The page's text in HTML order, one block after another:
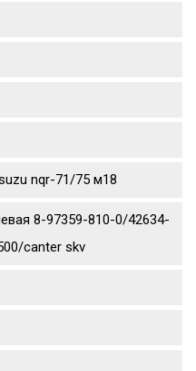
nqr-71/75 м18
8-97359-810-0/42634-
canter skv